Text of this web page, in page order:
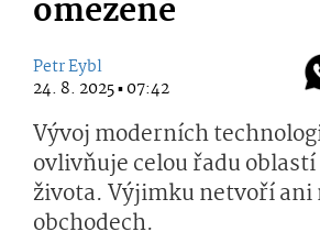
omezeně
Petr Eybl
24. 8. 2025 ▪ 07:42
Vývoj moderních
ovlivňuje celou řadu
života. Výjimku netvoří ani
obchodech.